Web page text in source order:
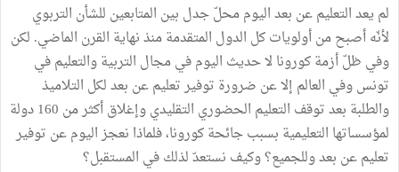
لم يعد التعليم عن بعد اليوم محلّ جدل بين المتابعين للشأن التربوي
لأنّه أصبح من أولويات كل الدول المتقدمة منذ نهاية القرن الماضي. لكن
وفي ظلّ أزمة كورونا لا حديث اليوم في مجال التربية والتعليم في
تونس وفي العالم إلا عن ضرورة توفير تعليم عن بعد لكل التلاميذ
والطلبة بعد توقف التعليم الحضوري التقليدي وإغلاق أكثر من 160 دولة
لمؤسساتها التعليمية بسبب جائحة كورونا، فلماذا نعجز اليوم عن توفير
تعليم عن بعد وللجميع؟ وكيف نستعدّ لذلك في المستقبل؟